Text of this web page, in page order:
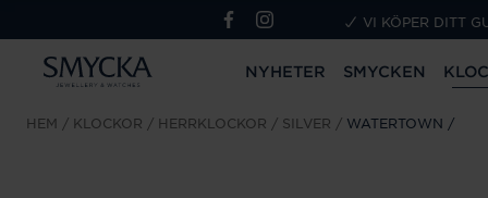
VI KÖPER DITT
NYHETER SMYCKEN
HEM KLOCKOR HERRKLOCKOR SILVER WATERTOWN